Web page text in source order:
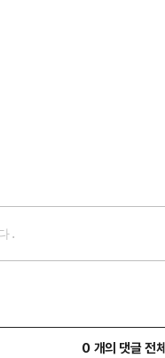
0 개의 댓글 전